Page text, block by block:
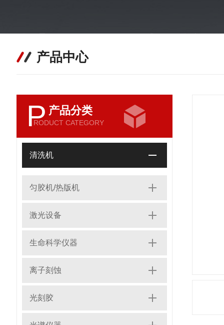
产品中心
P 产品分类
RODUCT CATEGORY
清洗机
匀胶机/热版机
激光设备
生命科学仪器
离子刻蚀
光刻胶